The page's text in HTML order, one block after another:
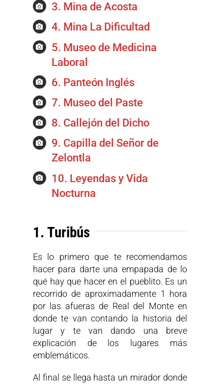
3. Mina de Acosta
4. Mina La Dificultad
5. Museo de Medicina
Laboral
6. Panteón Inglés
7. Museo del Paste
8. Callejón del Dicho
9. Capilla del Señor de
Zelontla
10. Leyendas y Vida
Nocturna
1. Turibús
Es lo primero que te recomendamos
hacer para darte una empapada de lo
qué hay que hacer en el pueblito. Es un
recorrido de aproximadamente 1 hora
por las afueras de Real del Monte en
donde te van contando la historia del
lugar y te van dando una breve
explicación de los lugares más
emblemáticos.
Al final se llega hasta un mirador donde